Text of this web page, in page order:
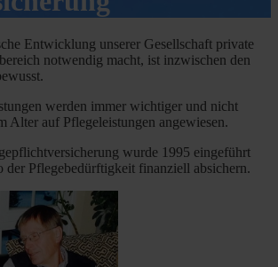
Entwicklung unserer Gesellschaft private
notwendig macht, ist inzwischen den
werden immer wichtiger und nicht
Alter auf Pflegeleistungen angewiesen.
wurde 1995 eingeführt
der Pflegebedürftigkeit finanziell absichern.